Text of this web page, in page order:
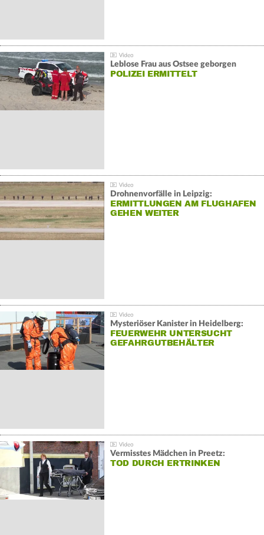
Leblose Frau aus Ostsee geborgen
POLIZEI ERMITTELT
Drohnenvorfälle in Leipzig:
ERMITTLUNGEN AM FLUGHAFEN
GEHEN WEITER
Mysteriöser Kanister in Heidelberg:
FEUERWEHR UNTERSUCHT
GEFAHRGUTBEHÄLTER
Vermisstes Mädchen in Preetz:
TOD DURCH ERTRINKEN